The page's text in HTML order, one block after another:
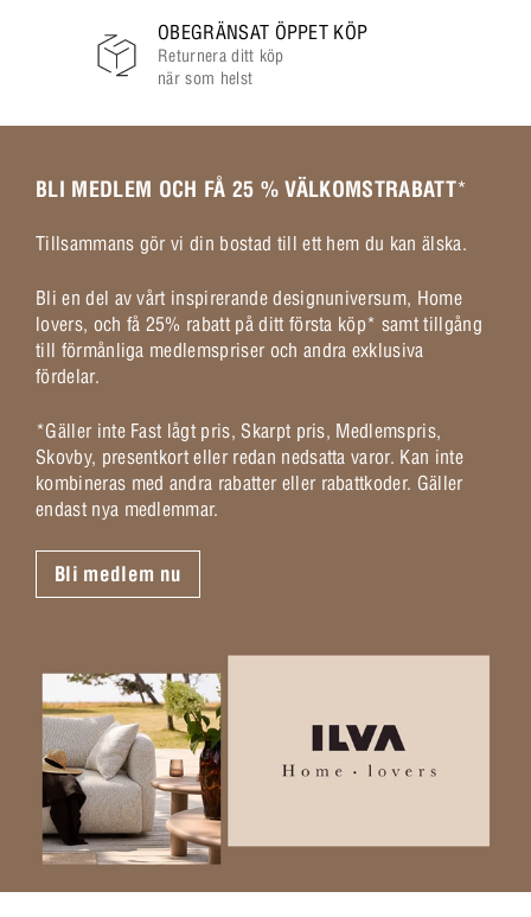
OBEGRÄNSAT ÖPPET KÖP
Returnera ditt köp
när som helst
BLI MEDLEM OCH FÅ 25 % VÄLKOMSTRABATT*
Tillsammans gör vi din bostad till ett hem du kan älska.
Bli en del av vårt inspirerande designuniversum, Home
lovers, och få 25% rabatt på ditt första köp* samt tillgång
till förmånliga medlemspriser och andra exklusiva
fördelar.
*Gäller inte Fast lågt pris, Skarpt pris, Medlemspris,
Skovby, presentkort eller redan nedsatta varor. Kan inte
kombineras med andra rabatter eller rabattkoder. Gäller
endast nya medlemmar.
Bli medlem nu